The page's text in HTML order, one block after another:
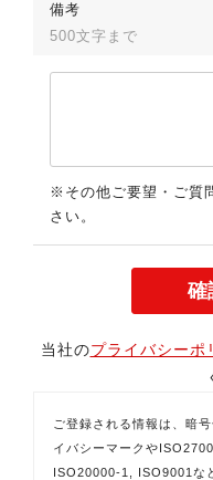
備考
500文字まで
※その他ご要望・ご質
さい。
当社のプライバシーポ
ご登録される情報は、暗
イバシーマークや
ISO20000-1, ISO9001な